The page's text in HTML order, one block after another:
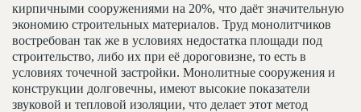
кирпичными сооружениями на 20%, что даёт значительную
экономию строительных материалов. Труд монолитчиков
востребован так же в условиях недостатка площади под
строительство, либо их при её дороговизне, то есть в
условиях точечной застройки. Монолитные сооружения и
конструкции долговечны, имеют высокие показатели
звуковой и тепловой изоляции, что делает этот метод